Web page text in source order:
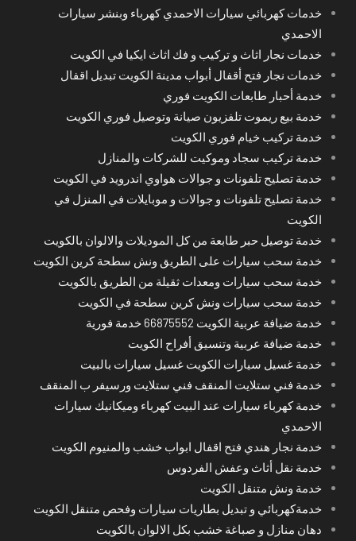
خدمات كهربائي سيارات الاحمدي كهرباء وبنشر سيارات
الاحمدي
خدمات نجار اثاث و تركيب و فك اثاث ايكيا في الكويت
خدمات نجار فتح أقفال أبواب مدينة الكويت تبديل اقفال
خدمة أحبار طابعات الكويت فوري
خدمة بيع ريموت تلفزيون صيانة وتوصيل فوري الكويت
خدمة تركيب خيام فوري الكويت
خدمة تركيب سجاد وموكيت للشركات والمنازل
خدمة تصليح تلفونات و جوالات هواوي اندرويد في الكويت
خدمة تصليح تلفونات و جوالات و موبايلات في المنزل في
الكويت
خدمة توصيل حبر طابعة من كل الموديلات والالوان بالكويت
خدمة سحب سيارات على الطريق ونش سطحة كرين الكويت
خدمة سحب سيارات ومعدات ثقيلة من الطريق بالكويت
خدمة سحب سيارات ونش كرين سطحة في الكويت
خدمة ضيافة عربية الكويت 66875552 خدمة فورية
خدمة ضيافة عربية وتنسيق أفراح الكويت
خدمة غسيل سيارات الكويت غسيل سيارات بالبيت
خدمة فني ستلايت المنقف فني ستلايت ورسيفر ب المنقف
خدمة كهرباء سيارات عند البيت كهرباء وميكانيك سيارات
الاحمدي
خدمة نجار هندي فتح اقفال ابواب خشب والمنيوم الكويت
خدمة نقل أثاث وعفش الفردوس
خدمة ونش متنقل الكويت
خدمةكهربائي و تبديل بطاريات سيارات وفحص متنقل الكويت
دهان منازل و صباغة خشب بكل الالوان بالكويت